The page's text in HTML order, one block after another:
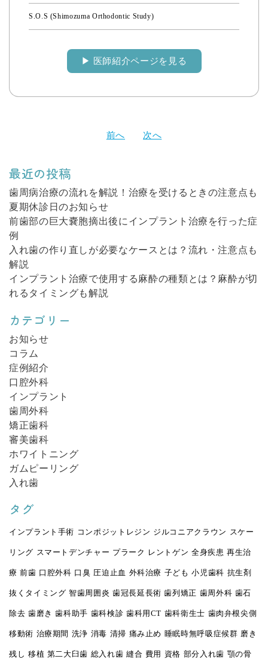
S.O.S (Shimozuma Orthodontic Study)
▶︎ 医師紹介ページを見る
稿
ゲ
ー
シ
ョ
ン
前へ 次へ
最近の投稿
歯周病治療の流れを解説！治療を受けるときの注意点も
夏期休診日のお知らせ
前歯部の巨大嚢胞摘出後にインプラント治療を行った症
例
入れ歯の作り直しが必要なケースとは？流れ・注意点も
解説
インプラント治療で使用する麻酔の種類とは？麻酔が切
れるタイミングも解説
カテゴリー
お知らせ
コラム
症例紹介
口腔外科
インプラント
歯周外科
矯正歯科
審美歯科
ホワイトニング
ガムピーリング
入れ歯
タグ
インプラント手術 コンポジットレジン ジルコニアクラウン スケー
リング スマートデンチャー プラーク レントゲン 全身疾患 再生治
療 前歯 口腔外科 口臭 圧迫止血 外科治療 子ども 小児歯科 抗生剤
抜くタイミング 智歯周囲炎 歯冠長延長術 歯列矯正 歯周外科 歯石
除去 歯磨き 歯科助手 歯科検診 歯科用CT 歯科衛生士 歯肉弁根尖側
移動術 治療期間 洗浄 消毒 清掃 痛み止め 睡眠時無呼吸症候群 磨き
残し 移植 第二大臼歯 総入れ歯 縫合 費用 資格 部分入れ歯 顎の骨